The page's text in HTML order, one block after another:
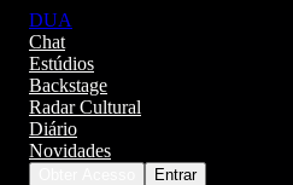
DUA
Chat
Estúdios
Backstage
Radar Cultural
Diário
Novidades
Entrar